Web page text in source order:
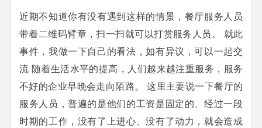
近期不知道你有没有遇到这样的情景，餐厅服务人员
带着二维码臂章，扫一扫就可以打赏服务人员。 就此
事件，我做一下自己的看法，如有异议，可以一起交
流 随着生活水平的提高，人们越来越注重服务，服务
不好的企业早晚会走向陌路。 这里主要说一下餐厅的
服务人员，普遍的是他们的工资是固定的、经过一段
时期的工作，没有了上进心、没有了动力，就会造成